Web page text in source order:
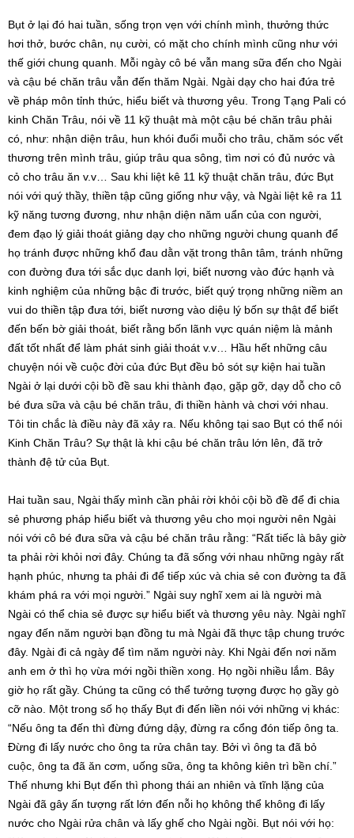
Bụt ở lại đó hai tuần, sống trọn vẹn với chính mình, thưởng thức
hơi thở, bước chân, nụ cười, có mặt cho chính mình cũng như với
thế giới chung quanh. Mỗi ngày cô bé vẫn mang sữa đến cho Ngài
và cậu bé chăn trâu vẫn đến thăm Ngài. Ngài dạy cho hai đứa trẻ
về pháp môn tỉnh thức, hiểu biết và thương yêu. Trong Tạng Pali có
kinh Chăn Trâu, nói về 11 kỹ thuật mà một cậu bé chăn trâu phải
có, như: nhận diện trâu, hun khói đuổi muỗi cho trâu, chăm sóc vết
thương trên mình trâu, giúp trâu qua sông, tìm nơi có đủ nước và
cỏ cho trâu ăn v.v… Sau khi liệt kê 11 kỹ thuật chăn trâu, đức Bụt
nói với quý thầy, thiền tập cũng giống như vậy, và Ngài liệt kê ra 11
kỹ năng tương đương, như nhận diện năm uẩn của con người,
đem đạo lý giải thoát giảng dạy cho những người chung quanh để
họ tránh được những khổ đau dằn vặt trong thân tâm, tránh những
con đường đưa tới sắc dục danh lợi, biết nương vào đức hạnh và
kinh nghiệm của những bậc đi trước, biết quý trọng những niềm an
vui do thiền tập đưa tới, biết nương vào diệu lý bốn sự thật để biết
đến bến bờ giải thoát, biết rằng bốn lãnh vực quán niệm là mảnh
đất tốt nhất để làm phát sinh giải thoát v.v… Hầu hết những câu
chuyện nói về cuộc đời của đức Bụt đều bỏ sót sự kiện hai tuần
Ngài ở lại dưới cội bồ đề sau khi thành đạo, gặp gỡ, dạy dỗ cho cô
bé đưa sữa và cậu bé chăn trâu, đi thiền hành và chơi với nhau.
Tôi tin chắc là điều này đã xảy ra. Nếu không tại sao Bụt có thể nói
Kinh Chăn Trâu? Sự thật là khi cậu bé chăn trâu lớn lên, đã trở
thành đệ tử của Bụt.
Hai tuần sau, Ngài thấy mình cần phải rời khỏi cội bồ đề để đi chia
sẻ phương pháp hiểu biết và thương yêu cho mọi người nên Ngài
nói với cô bé đưa sữa và cậu bé chăn trâu rằng: “Rất tiếc là bây giờ
ta phải rời khỏi nơi đây. Chúng ta đã sống với nhau những ngày rất
hạnh phúc, nhưng ta phải đi để tiếp xúc và chia sẻ con đường ta đã
khám phá ra với mọi người.” Ngài suy nghĩ xem ai là người mà
Ngài có thể chia sẻ được sự hiểu biết và thương yêu này. Ngài nghĩ
ngay đến năm người bạn đồng tu mà Ngài đã thực tập chung trước
đây. Ngài đi cả ngày để tìm năm người này. Khi Ngài đến nơi năm
anh em ở thì họ vừa mới ngồi thiền xong. Họ ngồi nhiều lắm. Bây
giờ họ rất gầy. Chúng ta cũng có thể tưởng tượng được họ gầy gò
cỡ nào. Một trong số họ thấy Bụt đi đến liền nói với những vị khác:
“Nếu ông ta đến thì đừng đứng dậy, đừng ra cổng đón tiếp ông ta.
Đừng đi lấy nước cho ông ta rửa chân tay. Bởi vì ông ta đã bỏ
cuộc, ông ta đã ăn cơm, uống sữa, ông ta không kiên trì bền chí.”
Thế nhưng khi Bụt đến thì phong thái an nhiên và tĩnh lặng của
Ngài đã gây ấn tượng rất lớn đến nỗi họ không thể không đi lấy
nước cho Ngài rửa chân và lấy ghế cho Ngài ngồi. Bụt nói với họ: